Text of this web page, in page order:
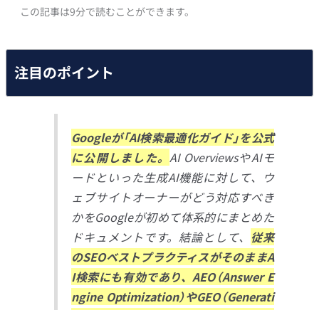
この記事は9分で読むことができます。
注目のポイント
Googleが「AI検索最適化ガイド」を公式
に公開しました。 AI OverviewsやAIモ
ードといった生成AI機能に対して、ウ
ェブサイトオーナーがどう対応すべき
かをGoogleが初めて体系的にまとめた
ドキュメントです。結論として、 従来
のSEOベストプラクティスがそのままA
I検索にも有効であり、AEO（Answer E
ngine Optimization）やGEO（Generati